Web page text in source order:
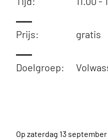
Prijs: gratis
Doelgroep:
Op zaterdag 13